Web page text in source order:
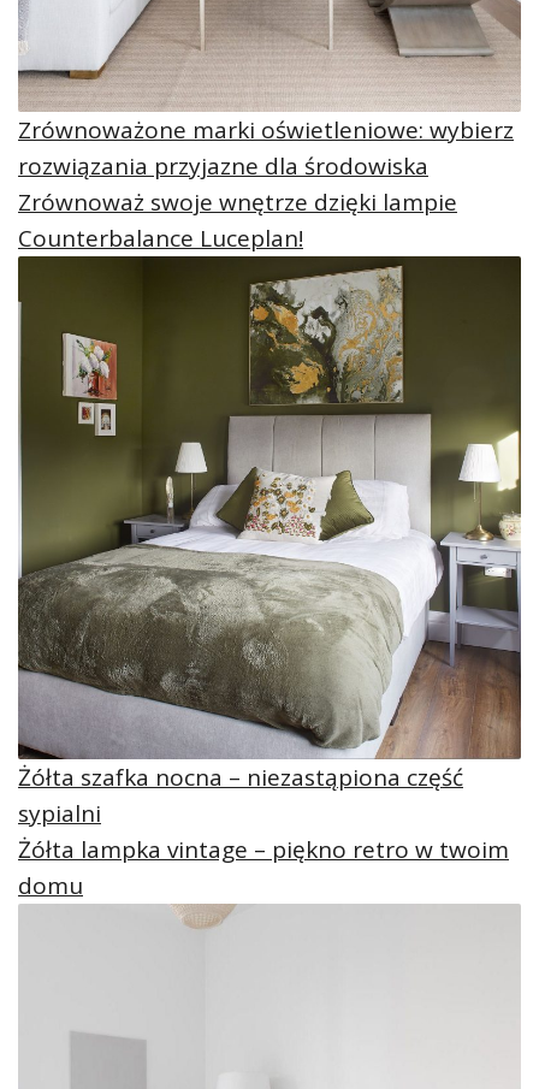
Zrównoważone marki oświetleniowe: wybierz
rozwiązania przyjazne dla środowiska
Zrównoważ swoje wnętrze dzięki lampie
Counterbalance Luceplan!
Żółta szafka nocna – niezastąpiona część
sypialni
Żółta lampka vintage – piękno retro w twoim
domu